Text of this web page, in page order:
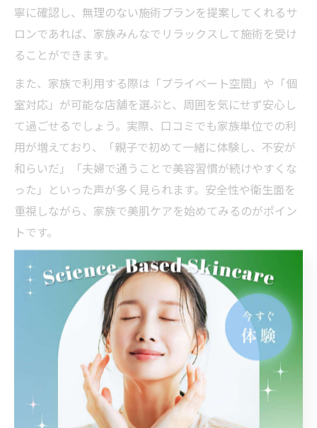
寧に確認し、無理のない施術プランを提案してくれるサ
ロンであれば、家族みんなでリラックスして施術を受け
ることができます。
また、家族で利用する際は「プライベート空間」や「個
室対応」が可能な店舗を選ぶと、周囲を気にせず安心し
て過ごせるでしょう。実際、口コミでも家族単位での利
用が増えており、「親子で初めて一緒に体験し、不安が
和らいだ」「夫婦で通うことで美容習慣が続けやすくな
った」といった声が多く見られます。安全性や衛生面を
重視しながら、家族で美肌ケアを始めてみるのがポイン
トです。
家族一緒のフェイシャルエステが肌悩みに最適な理由
家族でフェイシャルエステを受けるメリットは、肌悩み
の共有と継続的なケア意識が高まる点にあります。例え
ば、親子や夫婦で同じ悩み（乾燥・毛穴・エイジングな
ど）を持っている場合、施術後の変化を一緒に確認でき
るため、効果を実感しやすくなります。また、日常生活
でもお互いにケア方法をシェアし合うことで、ホームケ